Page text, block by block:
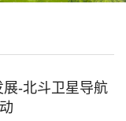
-北斗卫星导航